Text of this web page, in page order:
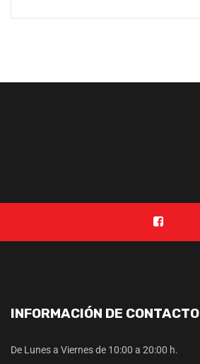
INFORMACIÓN DE CONTACTO
De Lunes a Viernes de 10:00 a 20:00 h.